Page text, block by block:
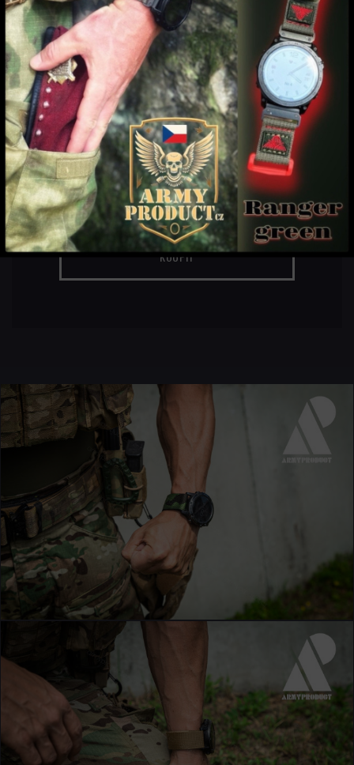
OSTATNÍ
od12EUR
Výprodej nových armádních i jiných
produktů
KOUPIT